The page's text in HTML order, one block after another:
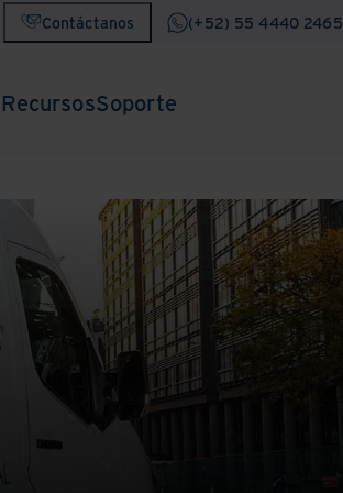
Contáctanos (+52) 55 4440 2465
RecursosSoporte